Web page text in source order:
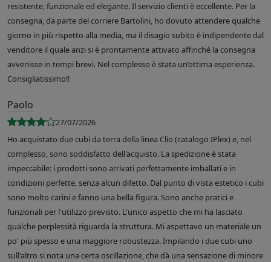
resistente, funzionale ed elegante. Il servizio clienti è eccellente. Per la
consegna, da parte del corriere Bartolini, ho dovuto attendere qualche
giorno in più rispetto alla media, ma il disagio subito è indipendente dal
venditore il quale anzi si è prontamente attivato affinché la consegna
avvenisse in tempi brevi. Nel complesso è stata un’ottima esperienza.
Consigliatissimo!!
Paolo
27/07/2026
Ho acquistato due cubi da terra della linea Clio (catalogo IPlex) e, nel
complesso, sono soddisfatto dell'acquisto. La spedizione è stata
impeccabile: i prodotti sono arrivati perfettamente imballati e in
condizioni perfette, senza alcun difetto. Dal punto di vista estetico i cubi
sono molto carini e fanno una bella figura. Sono anche pratici e
funzionali per l'utilizzo previsto. L'unico aspetto che mi ha lasciato
qualche perplessità riguarda la struttura. Mi aspettavo un materiale un
po' più spesso e una maggiore robustezza. Impilando i due cubi uno
sull'altro si nota una certa oscillazione, che dà una sensazione di minore